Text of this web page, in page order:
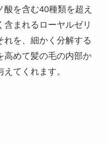
を含む40種類を超え
含まれるローヤルゼリ
れを、細かく分解する
高めて髪の毛の内部か
てくれます。